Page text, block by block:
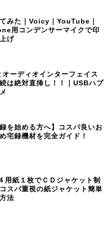
みた｜Voicy｜YouTube｜
用コンデンサーマイクで印
げ
オーディオインターフェイス
は絶対直挿し！！｜USBハブ
録を始める方へ】コスパ良いお
宅録機材を完全ガイド！
用紙１枚でＣＤジャケット制
スパ重視の紙ジャケット簡単
法